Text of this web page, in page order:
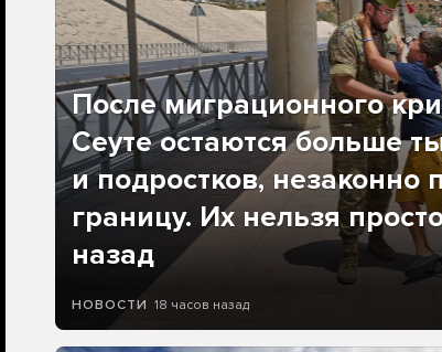
После миграционного
Сеуте остаются больше
и подростков, незаконно
границу. Их нельзя
назад
НОВОСТИ 18 часов назад